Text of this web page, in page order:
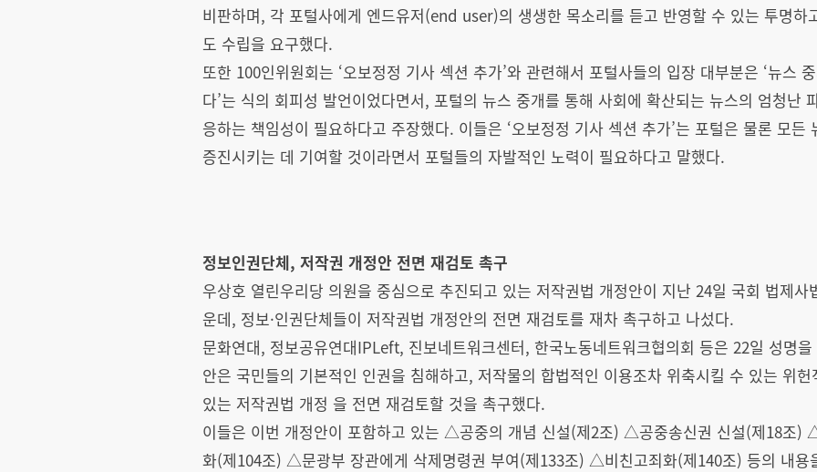
비판하며, 각 포털사에게 엔드유저(end user)의 생생한 목소리를 듣고 반영할 수 있는 투명하
도 수립을 요구했다.
또한 100인위원회는 ‘오보정정 기사 섹션 추가’와 관련해서 포털사들의 입장 대부분은 ‘뉴스
다’는 식의 회피성 발언이었다면서, 포털의 뉴스 중개를 통해 사회에 확산되는 뉴스의 엄청난
응하는 책임성이 필요하다고 주장했다. 이들은 ‘오보정정 기사 섹션 추가’는 포털은 물론 모든
증진시키는 데 기여할 것이라면서 포털들의 자발적인 노력이 필요하다고 말했다.
정보인권단체, 저작권 개정안 전면 재검토 촉구
우상호 열린우리당 의원을 중심으로 추진되고 있는 저작권법 개정안이 지난 24일 국회 법제사
운데, 정보·인권단체들이 저작권법 개정안의 전면 재검토를 재차 촉구하고 나섰다.
문화연대, 정보공유연대IPLeft, 진보네트워크센터, 한국노동네트워크협의회 등은 22일 성명
안은 국민들의 기본적인 인권을 침해하고, 저작물의 합법적인 이용조차 위축시킬 수 있는 위
있는 저작권법 개정 을 전면 재검토할 것을 촉구했다.
이들은 이번 개정안이 포함하고 있는 △공중의 개념 신설(제2조) △공중송신권 신설(제18조)
화(제104조) △문광부 장관에게 삭제명령권 부여(제133조) △비친고죄화(제140조) 등의 내용